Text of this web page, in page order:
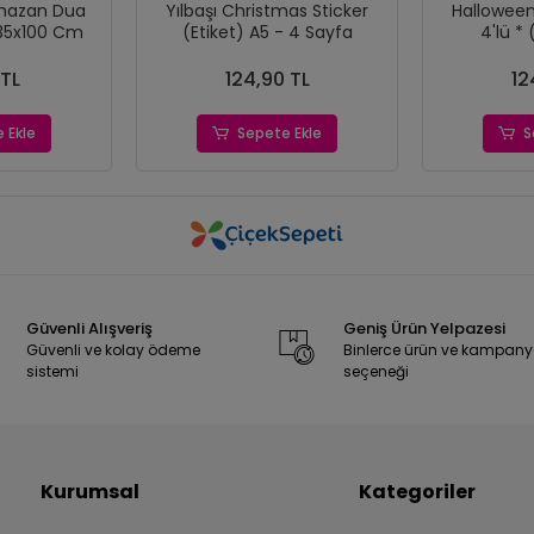
Dua
Cm
Ekle
Yılbaşı Christmas Sticker
(Etiket) A5 - 4 Sayfa
124,90 TL
Sepete Ekle
Halloween
4'lü *
Güvenli Alışveriş
Güvenli ve kolay ödeme
sistemi
Geniş Ürün Yelpazesi
Binlerce ürün ve
seçeneği
Kurumsal Kategoriler